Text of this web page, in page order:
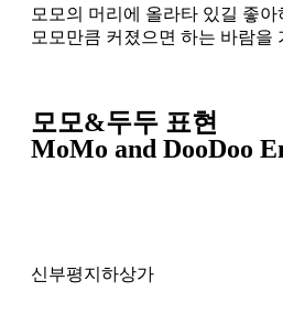
모모의 머리에 올라타 있길 좋
모모만큼 커졌으면 하는 바람을
모모&두두 표현
MoMo and DooDoo
신부평지하상가